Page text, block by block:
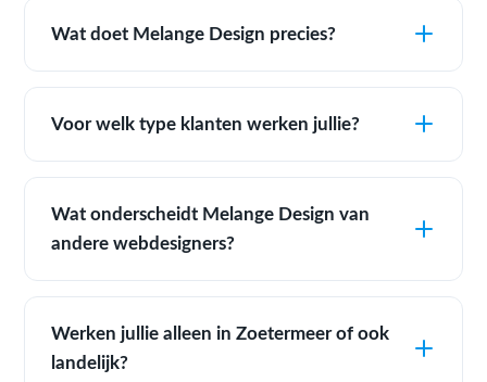
Wat doet Melange Design precies?
Voor welk type klanten werken jullie?
Wat onderscheidt Melange Design van
andere webdesigners?
Werken jullie alleen in Zoetermeer of ook
landelijk?